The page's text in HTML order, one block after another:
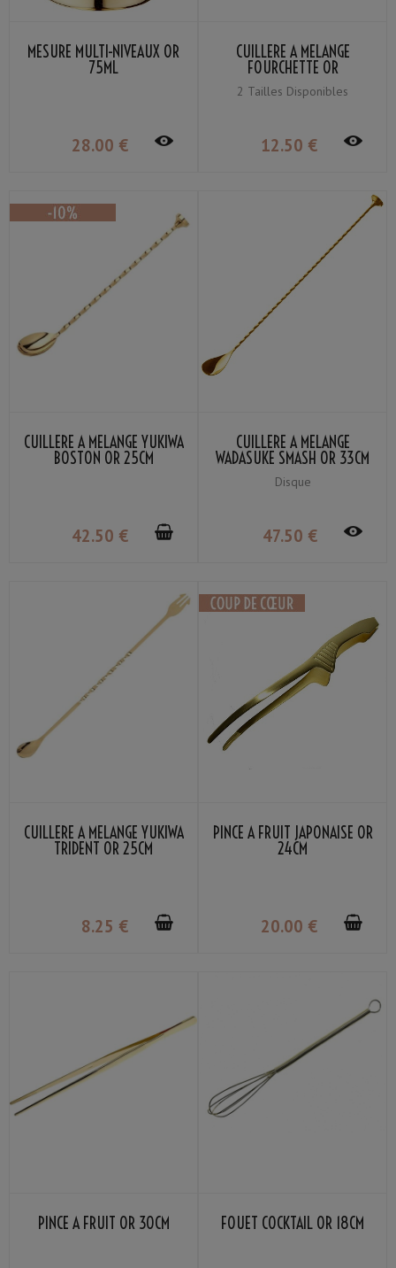
MESURE MULTI-NIVEAUX OR
75ML
28.00 €
CUILLERE À MÉLANGE
FOURCHETTE OR
2 Tailles Disponibles
12.50 €
CUILLÈRE À MÉLANGE YUKIWA
BOSTON OR 25CM
42.50 €
CUILLÈRE À MÉLANGE
WADASUKE SMASH OR 33CM
Disque
47.50 €
CUILLÈRE À MÉLANGE YUKIWA
TRIDENT OR 25CM
8.25 €
PINCE À FRUIT JAPONAISE OR
24CM
20.00 €
PINCE À FRUIT OR 30CM FOUET COCKTAIL OR 18CM